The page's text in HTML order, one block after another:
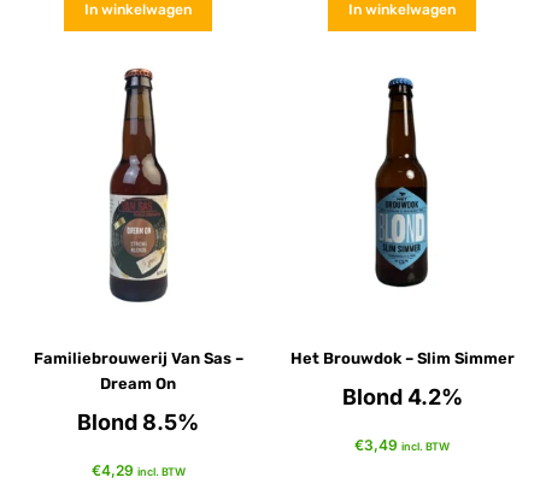
In winkelwagen In winkelwagen
Familiebrouwerij Van Sas –
Dream On
Blond 8.5%
€4,29 incl. BTW
Het Brouwdok – Slim Simmer
Blond 4.2%
€3,49 incl. BTW